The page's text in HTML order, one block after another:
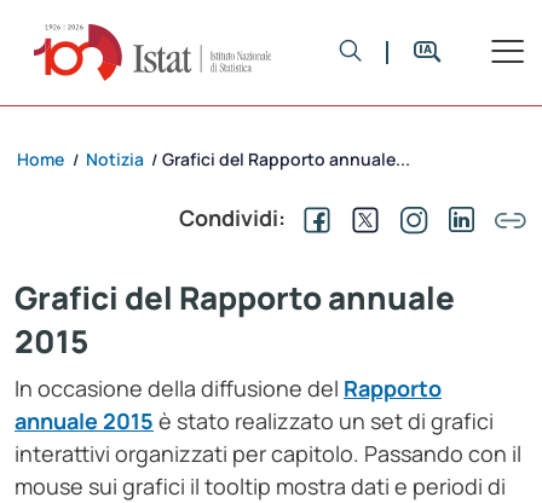
Home / Notizia / Grafici del Rapporto annuale...
Condividi:
Grafici del Rapporto annuale
2015
In occasione della diffusione del Rapporto
annuale 2015 è stato realizzato un set di grafici
interattivi organizzati per capitolo. Passando con il
mouse sui grafici il tooltip mostra dati e periodi di